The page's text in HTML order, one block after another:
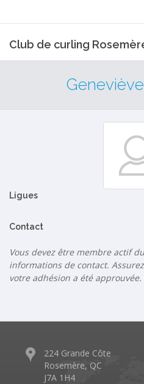
Club de curling
Ligues
Contact
Vous devez être membre actif
informations de contact.
votre adhésion a été approuvée.
224 Grande Côte
Rosemère, QC
J7A 1H4